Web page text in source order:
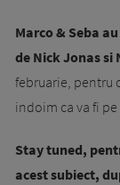
Marco & Seba
de Nick Jonas si
februarie, pentru
indoim ca va fi
Stay tuned,
acest subiect,